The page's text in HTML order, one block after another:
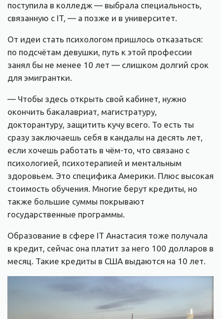
поступила в колледж — выбрала специальность,
связанную с IT, — а позже и в университет.
От идеи стать психологом пришлось отказаться:
по подсчётам девушки, путь к этой профессии
занял бы не менее 10 лет — слишком долгий срок
для эмигрантки.
— Чтобы здесь открыть свой кабинет, нужно
окончить бакалавриат, магистратуру,
докторантуру, защитить кучу всего. То есть ты
сразу заключаешь себя в кандалы на десять лет,
если хочешь работать в чём-то, что связано с
психологией, психотерапией и ментальным
здоровьем. Это специфика Америки. Плюс высокая
стоимость обучения. Многие берут кредиты, но
также большие суммы покрывают
государственные программы.
Образование в сфере IT Анастасия тоже получала
в кредит, сейчас она платит за него 100 долларов в
месяц. Такие кредиты в США выдаются на 10 лет.